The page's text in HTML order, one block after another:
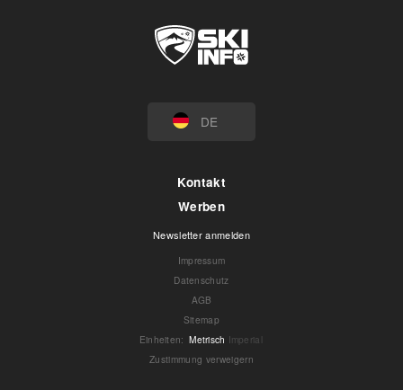
DE
Kontakt
Werben
Newsletter anmelden
Impressum
Datenschutz
AGB
Sitemap
Einheiten: Metrisch Imperial
Zustimmung verweigern